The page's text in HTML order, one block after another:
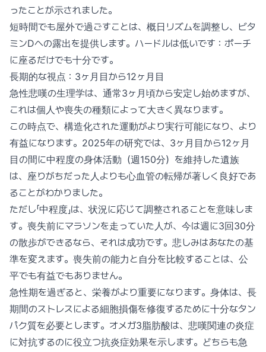
ったことが示されました。
短時間でも屋外で過ごすことは、概日リズムを調整し、ビタ
ミンDへの露出を提供します。ハードルは低いです：ポーチ
に座るだけでも十分です。
長期的な視点：3ヶ月目から12ヶ月目
急性悲嘆の生理学は、通常3ヶ月頃から安定し始めますが、
これは個人や喪失の種類によって大きく異なります。
この時点で、構造化された運動がより実行可能になり、より
有益になります。2025年の研究では、3ヶ月目から12ヶ月
目の間に中程度の身体活動（週150分）を維持した遺族
は、座りがちだった人よりも心血管の転帰が著しく良好であ
ることがわかりました。
ただし「中程度」は、状況に応じて調整されることを意味しま
す。喪失前にマラソンを走っていた人が、今は週に3回30分
の散歩ができるなら、それは成功です。悲しみはあなたの基
準を変えます。喪失前の能力と自分を比較することは、公
平でも有益でもありません。
急性期を過ぎると、栄養がより重要になります。身体は、長
期間のストレスによる細胞損傷を修復するために十分なタン
パク質を必要とします。オメガ3脂肪酸は、悲嘆関連の炎症
に対抗するのに役立つ抗炎症効果を示します。どちらも急